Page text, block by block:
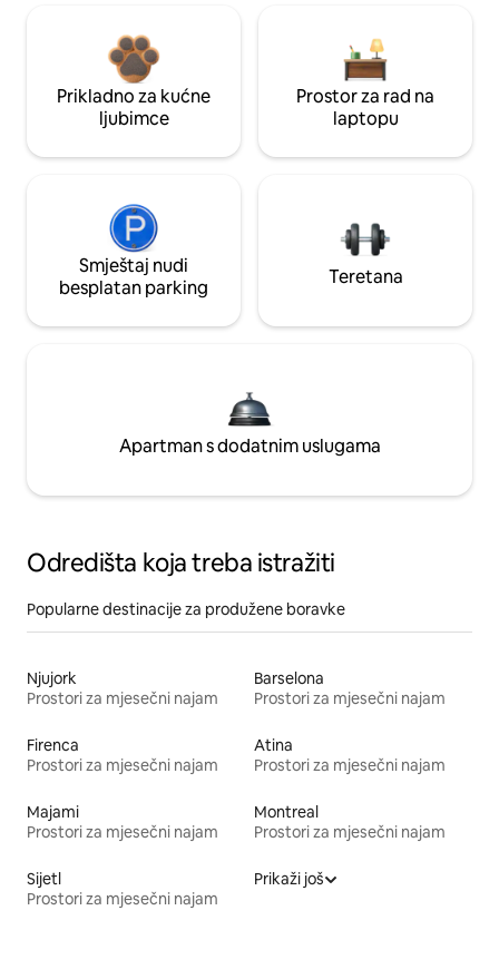
Prikladno za kućne
ljubimce
Prostor za rad na
laptopu
Smještaj nudi
besplatan parking
Teretana
Apartman s dodatnim uslugama
Odredišta koja treba istražiti
Popularne destinacije za produžene boravke
Njujork
Prostori za mjesečni najam
Barselona
Prostori za mjesečni najam
Firenca
Prostori za mjesečni najam
Atina
Prostori za mjesečni najam
Majami
Prostori za mjesečni najam
Montreal
Prostori za mjesečni najam
Sijetl
Prostori za mjesečni najam
Prikaži još